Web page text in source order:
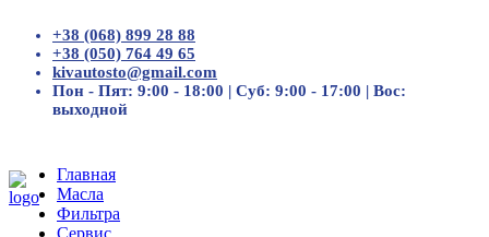
+38 (068) 899 28 88
+38 (050) 764 49 65
kivautosto@gmail.com
Пон - Пят: 9:00 - 18:00 | Суб: 9:00 - 17:00 | Вос:
выходной
Главная
Масла
Фильтра
Сервис